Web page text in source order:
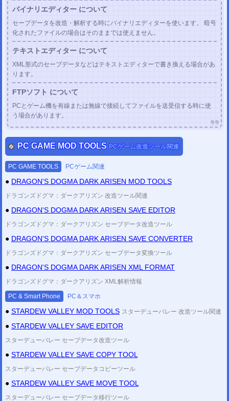
PC ドラクエ11S セーブデータ変換ツール
(改造補助ツール)
2020/12/04
PCブラッドステインド Ritual of the Nightの パッチコード、解析情報を投稿し
ました。
2020/12/02
した。
2020/11/29
投稿しました。
2020/04/24
PCゲーム セーブデータ変換ツール
エンター・ザ・ガンジョ
( バイオハザード6 鬼武者 ベヨネッタ ヴァンキッシュ メトロエクソダス ダークサイダーズIII
など 追加)
2020/04/24
JSONファイル整形ツールを公開しました。
2020/03/22
PC ファイナルファンタジーVII チェックサム修正ツール
PC バイオハザード4 チェックサム修正ツール
PC バイオハザード4 HD チェックサム修正ツール
その他の日本語未対応ゲーム (GTA3 GTA:SanAndreas GTA:ViceCity MassEffect2 MassEffect3)
2020/02/20
PCゲーム チェックサム修正ツール
を公開しました。 (改造補助ツール)
PC ファイナルファンタジーX HD チェックサム修正ツール
SFC チェックサム修正ツール を公開しました。
GBA チェックサム修正ツールを公開しました。
2020/02/13
簡易改造ツールを公開しました。
PS1セーブデータ改造解析掲示板 (改造コード・解析情報)
2020/01/05
バイナリエディター について
セーブデータを改造・解析する時にバイナリエディターを使います。 暗号
化されたファイルの場合はそのままでは使えません。
テキストエディター について
XML形式のセーブデータなどはテキストエディターで書き換える場合があ
ります。
FTPソフト について
PCとゲーム機を有線または無線で接続してファイルを送受信する時に使
う場合があります。
PC GAME MOD TOOLSPCゲーム改造ツール関連
PC GAME TOOLS PCゲーム関連
● DRAGON'S DOGMA DARK ARISEN MOD TOOLS
ドラゴンズドグマ：ダークアリズン 改造ツール関連
● DRAGON'S DOGMA DARK ARISEN SAVE EDITOR
ドラゴンズドグマ：ダークアリズン セーブデータ改造ツール
● DRAGON'S DOGMA DARK ARISEN SAVE CONVERTER
ドラゴンズドグマ：ダークアリズン セーブデータ変換ツール
● DRAGON'S DOGMA DARK ARISEN XML FORMAT
ドラゴンズドグマ：ダークアリズン XML解析情報
PC & Smart Phone PC＆スマホ
● STARDEW VALLEY MOD TOOLS スターデューバレー 改造ツール関連
● STARDEW VALLEY SAVE EDITOR
スターデューバレー セーブデータ改造ツール
● STARDEW VALLEY SAVE COPY TOOL
スターデューバレー セーブデータコピーツール
● STARDEW VALLEY SAVE MOVE TOOL
スターデューバレー セーブデータ移行ツール